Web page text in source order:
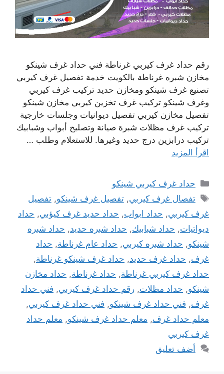
رقم حداد غرف كيربي غرناطة فني حداد غرف شينكو
مخازن شبره غرناطة بالكويت خدمة تفصيل غرف كيربي
تصنيع غرف شينكو ومخازن حديد تركيب غرف كيربي
وغرف شينكو تركيب غرف تخزين كيربي مخازن شينكو
تفصيل مخازن كيربي تفصيل ديوانيات وجلسات خارجية
تركيب غرف مظلات شبرة صيانة وتصليح أبواب وشبابيك
تركيب درابزين درج حديد وغيرها. للاستعلام وطلب …
اقرأ المزيد
التصنيفات
حداد غرف كيربي شينكو
الوسوم
تفصال غرف كيربي,تفصيل غرف شينكو,تفصيل
غرف كيربي, حداد ابواب, حداد حديد غرف كيؤبي, حداد
ديواتيات, حداد شبابيك, حداد شبره حديد, حداد شبره
شينكو, حداد شبره كيربي, حداد عام غرناطة, حداد
غرف, حداد غرف حديد, حداد غرف شينكو غرناطة,
حداد غرف كيربي غرناطة, حداد غرناطة, حداد مخازن
شينكو, حداد مظلات, رقم حداد غرف كيربي, فني حداد
غرف, فني حداد غرف شينكو, فني حداد غرف كيربي,
معلم حداد غرف, معلم حداد غرف شينكو, معلم حداد
غرف كيربي
أضف تعليق